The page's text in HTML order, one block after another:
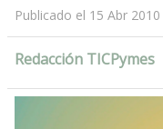
Publicado el 15 Abr 2010
Redacción TICPymes